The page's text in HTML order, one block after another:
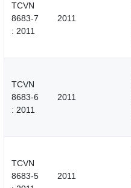
TCVN
8683-7
: 2011
2011
TCVN
8683-6
: 2011
2011
TCVN
8683-5
2011